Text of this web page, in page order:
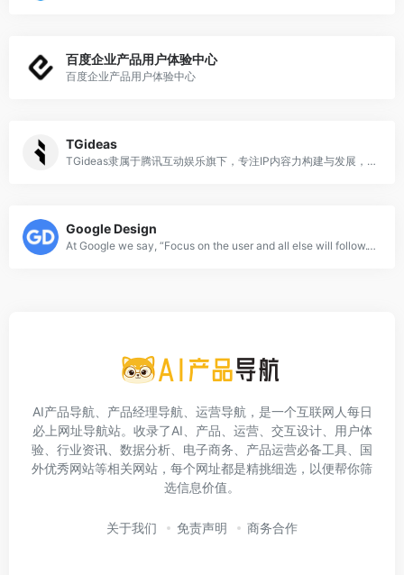
百度企业产品用户体验中心
百度企业产品用户体验中心
TGideas
TGideas隶属于腾讯互动娱乐旗下，专注IP内容力构建与发展，是集产品内容开发，内容营销，IP商业化拓展，体验设计等能力为一体的中台设计团队。成员由资深创意人，内容创作者，视觉设计师，概念艺术家，技术工程师，内容营销策划，内容商务等成员组成。
Google Design
At Google we say, “Focus on the user and all else will follow.” With this in mind, we seek to design experiences that inspire and enlighten our users.
AI产品导航、产品经理导航、运营导航，是一个互联网人每日
必上网址导航站。收录了AI、产品、运营、交互设计、用户体
验、行业资讯、数据分析、电子商务、产品运营必备工具、国
外优秀网站等相关网站，每个网址都是精挑细选，以便帮你筛
选信息价值。
关于我们 免责声明 商务合作